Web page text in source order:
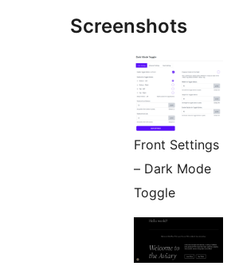
Screenshots
Front Settings
– Dark Mode
Toggle